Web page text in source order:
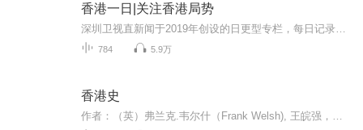
香港一日|关注香港局势
784 5.9万
香港史